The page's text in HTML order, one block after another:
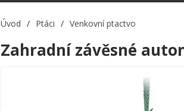
Úvod / Ptáci / Venkovní ptactvo
Zahradní závěsné